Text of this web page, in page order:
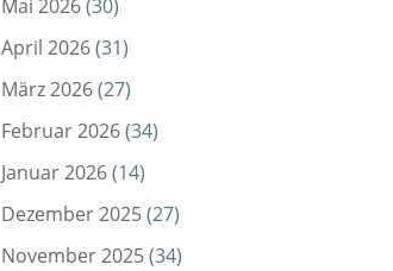
Mai 2026(30)
April 2026(31)
März 2026(27)
Februar 2026(34)
Januar 2026(14)
Dezember 2025(27)
November 2025(34)